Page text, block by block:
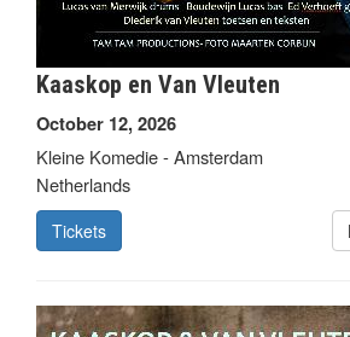
Kaaskop en Van Vleuten
October 12, 2026
Kleine Komedie - Amsterdam
Netherlands
Tickets